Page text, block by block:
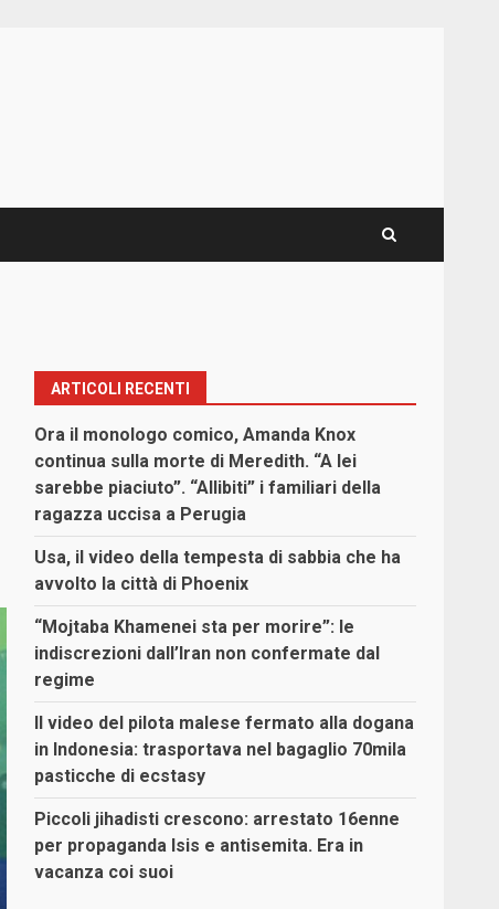
ARTICOLI RECENTI
Ora il monologo comico, Amanda Knox
continua sulla morte di Meredith. “A lei
sarebbe piaciuto”. “Allibiti” i familiari della
ragazza uccisa a Perugia
Usa, il video della tempesta di sabbia che ha
avvolto la città di Phoenix
“Mojtaba Khamenei sta per morire”: le
indiscrezioni dall’Iran non confermate dal
regime
Il video del pilota malese fermato alla dogana
in Indonesia: trasportava nel bagaglio 70mila
pasticche di ecstasy
Piccoli jihadisti crescono: arrestato 16enne
per propaganda Isis e antisemita. Era in
vacanza coi suoi